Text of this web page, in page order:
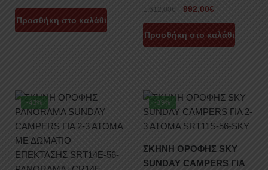
Προσθήκη στο καλάθι
1.612,00€ 992,00€
Προσθήκη στο καλάθι
-43% -39%
ΣΚΗΝΗ ΟΡΟΦΗΣ SKY
SUNDAY CAMPERS ΓΙΑ